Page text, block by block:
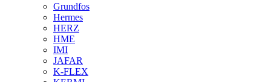
Grundfos
Hermes
HERZ
HME
IMI
JAFAR
K-FLEX